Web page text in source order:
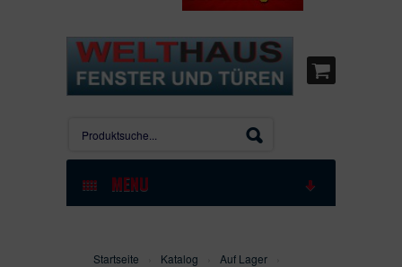
MENU
Startseite Katalog Auf Lager